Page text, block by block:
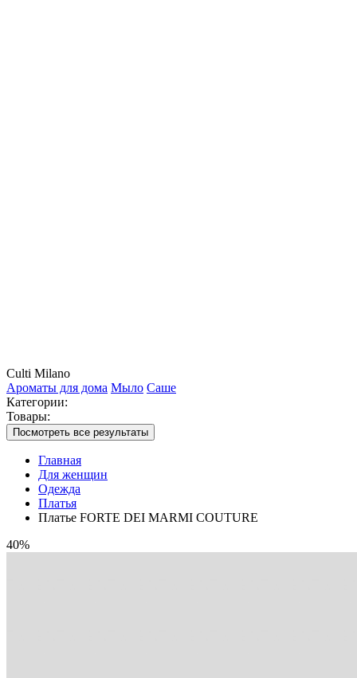
Culti Milano
Ароматы для дома Мыло Саше
Категории:
Товары:
Посмотреть все результаты
Главная
Для женщин
Одежда
Платья
Платье FORTE DEI MARMI COUTURE
40%